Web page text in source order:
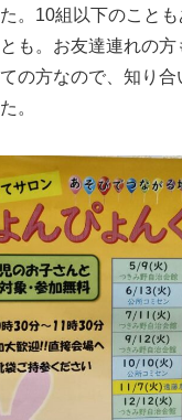
。10組以下のこと
も。お友達連れの方
の方なので、知り
。